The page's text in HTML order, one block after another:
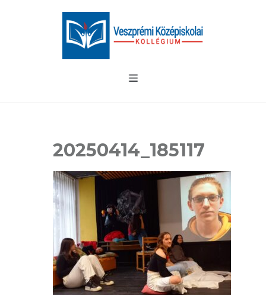
20250414_185117